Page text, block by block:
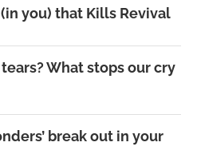
you) that Kills Revival
What stops our cry
break out in your